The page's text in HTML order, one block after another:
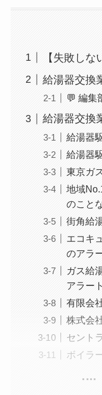
【失敗し
給湯器交換
💬 編集
給湯器交換
給湯器
給湯器
東京ガス
地域
のこと
街角給
エコキ
のアラ
ガス給
アラート
有限会
株式会
セント
ボイラ